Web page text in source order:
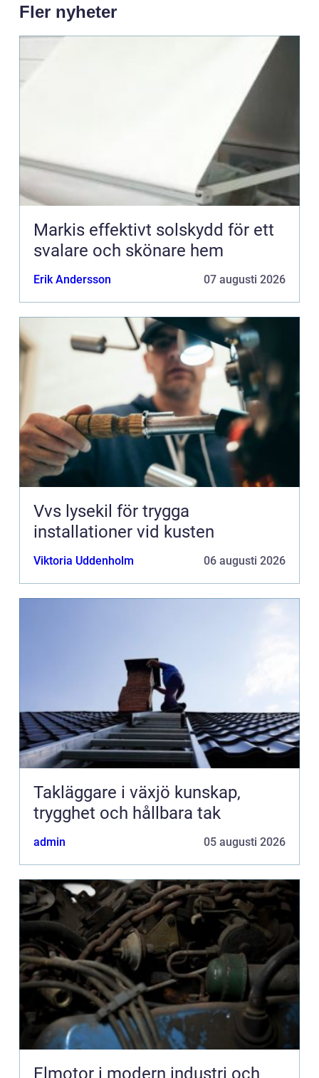
Fler nyheter
Markis effektivt solskydd för ett
svalare och skönare hem
Erik Andersson 07 augusti 2026
Vvs lysekil för trygga
installationer vid kusten
Viktoria Uddenholm 06 augusti 2026
Takläggare i växjö kunskap,
trygghet och hållbara tak
admin 05 augusti 2026
Elmotor i modern industri och